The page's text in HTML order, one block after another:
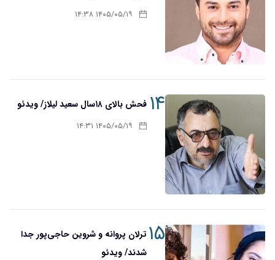
۱۴۰۵/۰۵/۱۹ ۱۴:۳۸
۱۴ فحش بالای ۱۸سال سعید لیلاز/ ویدئو
۱۴۰۵/۰۵/۱۹ ۱۴:۳۱
۱۵ترلان پروانه و شروین حاجی‌پور جدا
شدند/ ویدئو